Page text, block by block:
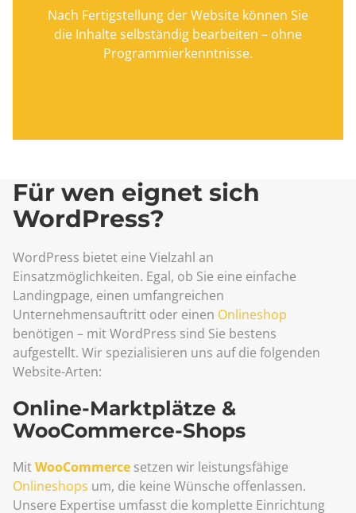
Nach Fertigstellung der Website können Sie
die Inhalte selbständig bearbeiten – ohne
Programmierkenntnisse.
Für wen eignet sich
WordPress?
WordPress bietet eine Vielzahl an
Einsatzmöglichkeiten. Egal, ob Sie eine einfache
Landingpage, einen umfangreichen
Unternehmensauftritt oder einen Onlineshop
benötigen – mit WordPress sind Sie bestens
aufgestellt. Wir spezialisieren uns auf die folgenden
Website-Arten:
Online-Marktplätze &
WooCommerce-Shops
MitWooCommerce setzen wir leistungsfähige
Onlineshops um, die keine Wünsche offenlassen.
Unsere Expertise umfasst die komplette Einrichtung